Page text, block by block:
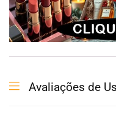
Avaliações de